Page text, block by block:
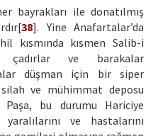
bayrakları ile donatılmış
38]. Yine Anafartalar’da
kısmında kısmen Salib-i
ve barakalar
düşman için bir siper
ve mühimmat deposu
Paşa, bu durumu Hariciye
ve hastalarını